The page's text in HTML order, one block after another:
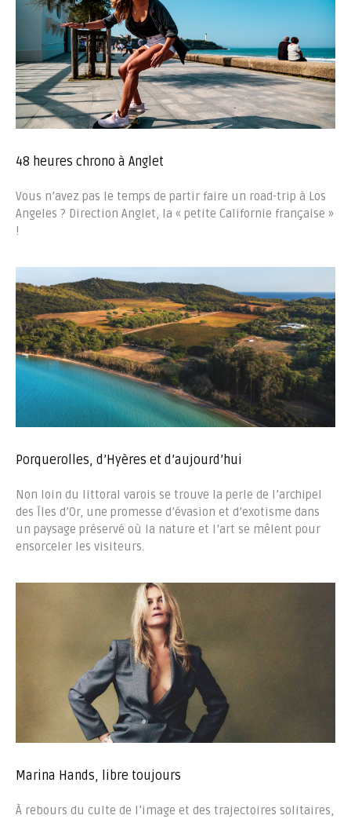
48 heures chrono à Anglet
Vous n’avez pas le temps de partir faire un road-trip à Los
Angeles ? Direction Anglet, la « petite Californie française »
!
Porquerolles, d’Hyères et d’aujourd’hui
Non loin du littoral varois se trouve la perle de l’archipel
des Îles d’Or, une promesse d’évasion et d’exotisme dans
un paysage préservé où la nature et l’art se mêlent pour
ensorceler les visiteurs.
Marina Hands, libre toujours
À rebours du culte de l’image et des trajectoires solitaires,